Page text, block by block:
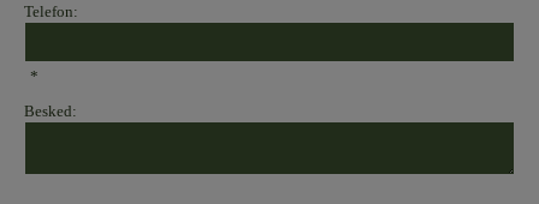
Telefon:
*
Besked: